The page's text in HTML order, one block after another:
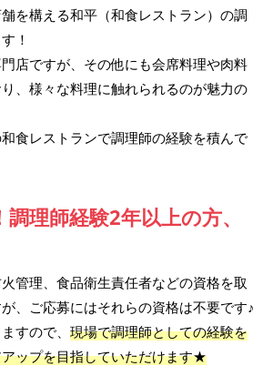
を構える和平（和食レストラン）の調
！
店ですが、その他にも会席料理や肉料
、様々な料理に触れられるのが魅力の
食レストランで調理師の経験を積んで
理師経験2年以上の方、
管理、食品衛生責任者などの資格を取
、ご応募にはそれらの資格は不要です♪
すので、 現場で調理師としての経験を
ップを目指していただけます★